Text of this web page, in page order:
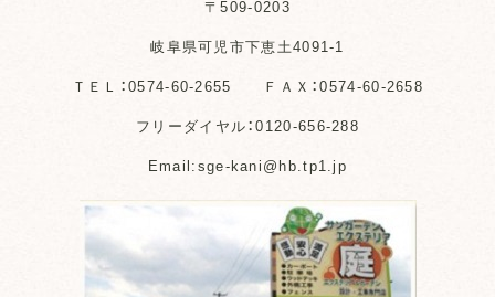
〒509-0203
岐阜県可児市下恵土4091-1
ＴＥＬ：0574-60-2655 ＦＡＸ：0574-60-2658
フリーダイヤル：0120-656-288
Email:sge-kani@hb.tp1.jp